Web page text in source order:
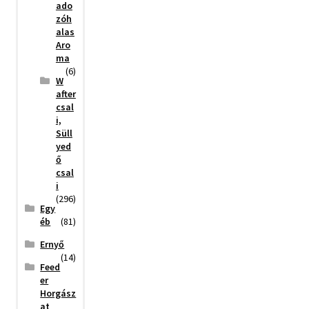
ado
zóh
alas
Aro
ma
(6)
W
after
csal
i,
Süll
yed
ő
csal
i
(296)
Egy
éb
(81)
Ernyő
(14)
Feed
er
Horgász
at